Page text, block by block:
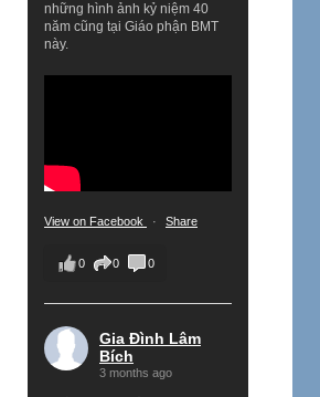
những hình ảnh kỷ niệm 40
năm cũng tại Giáo phận BMT
này.
View on Facebook · Share
0 0 0
Gia Đình Lâm
Bích
3 months ago